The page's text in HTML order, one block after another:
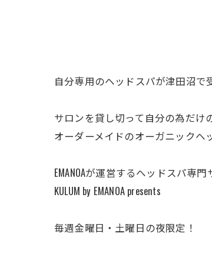
自分専用のヘッドスパが津田沼で
サロンを貸し切って自分の為だけ
オーダーメイドのオーガニックヘ
EMANOAが運営するヘッドスパ専門
KULUM by EMANOA presents
毎週金曜日・土曜日の夜限定！